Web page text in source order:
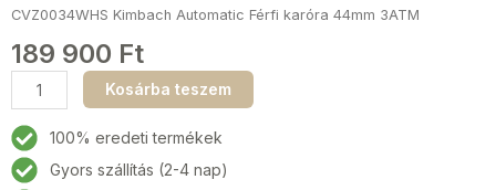
CVZ0034WHS Kimbach Automatic Férfi karóra 44mm 3ATM
189 900 Ft
Carl
von
Zeyten
CVZ0034WHS
Kimbach
Kosárba teszem
100% eredeti termékek
Gyors szállítás (2-4 nap)